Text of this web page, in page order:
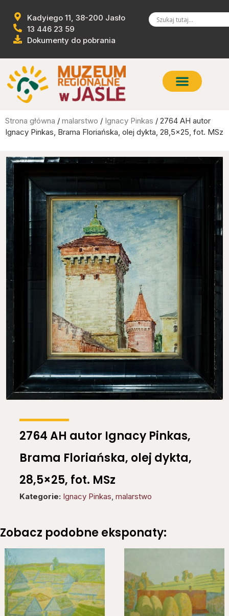
Kadyiego 11, 38-200 Jasło
13 446 23 59
Dokumenty do pobrania
Strona główna / malarstwo / Ignacy Pinkas / 2764 AH autor
Ignacy Pinkas, Brama Floriańska, olej dykta, 28,5×25, fot. MSz
2764 AH autor Ignacy Pinkas,
Brama Floriańska, olej dykta,
28,5×25, fot. MSz
Kategorie: Ignacy Pinkas, malarstwo
Zobacz podobne eksponaty: